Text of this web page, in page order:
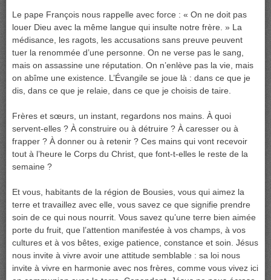
Le pape François nous rappelle avec force : « On ne doit pas
louer Dieu avec la même langue qui insulte notre frère. » La
médisance, les ragots, les accusations sans preuve peuvent
tuer la renommée d’une personne. On ne verse pas le sang,
mais on assassine une réputation. On n’enlève pas la vie, mais
on abîme une existence. L’Évangile se joue là : dans ce que je
dis, dans ce que je relaie, dans ce que je choisis de taire.
Frères et sœurs, un instant, regardons nos mains. À quoi
servent-elles ? À construire ou à détruire ? À caresser ou à
frapper ? À donner ou à retenir ? Ces mains qui vont recevoir
tout à l’heure le Corps du Christ, que font-t-elles le reste de la
semaine ?
Et vous, habitants de la région de Bousies, vous qui aimez la
terre et travaillez avec elle, vous savez ce que signifie prendre
soin de ce qui nous nourrit. Vous savez qu’une terre bien aimée
porte du fruit, que l’attention manifestée à vos champs, à vos
cultures et à vos bêtes, exige patience, constance et soin. Jésus
nous invite à vivre avoir une attitude semblable : sa loi nous
invite à vivre en harmonie avec nos frères, comme vous vivez ici